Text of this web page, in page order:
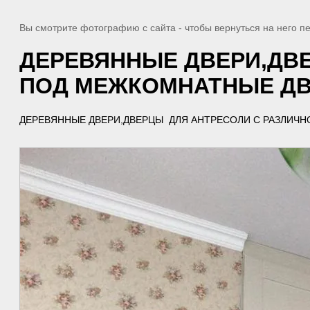
Вы смотрите фотографию с сайта - чтобы вернуться на него
ДЕРЕВЯННЫЕ
ПОД МЕЖКОМНАТНЫЕ
ДЕРЕВЯННЫЕ ДВЕРИ,ДВЕРЦЫ ДЛЯ АНТРЕСОЛИ С